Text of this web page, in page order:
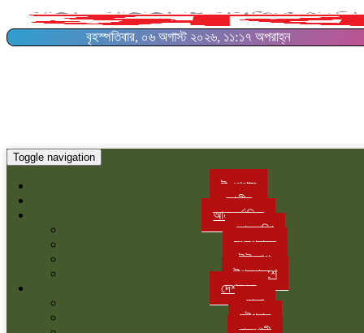
বৃহস্পতিবার, ০৬ অগাস্ট ২০২৬, ১১:১৭ অপরাহ্ন
Toggle navigation
ই-পেপার
জাতীয়
আন্তর্জাতিক
আমরেকিা
মধ্যপ্রাচ্য
ইউরোপ
উপমহাদশে
দেশজুড়ে
ঢাকা
চট্টগ্রাম